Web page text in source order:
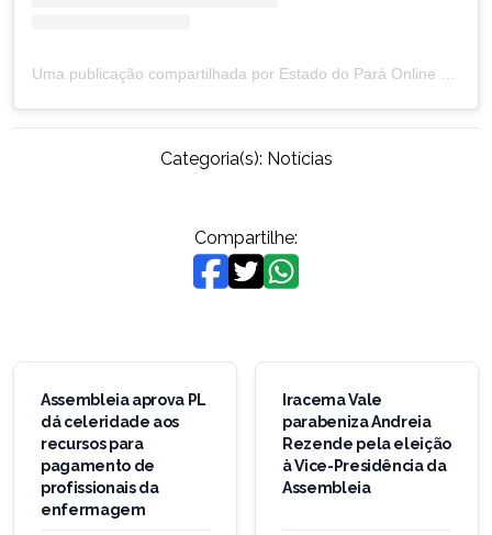
Categoria(s): Notícias
Compartilhe:
Navegação
Post
Assembleia aprova PL
dá celeridade aos
recursos para
pagamento de
profissionais da
enfermagem
Iracema Vale
parabeniza Andreia
Rezende pela eleição
à Vice-Presidência da
Assembleia